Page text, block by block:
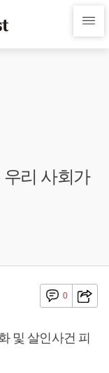
우리 사회가
0
및 살인사건 피